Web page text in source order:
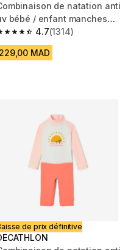
de natation anti
bébé / enfant manches
bleu imprimé
4.7
out of 5 stars from 1314
(1314)
229,00 MAD
de prix définitive